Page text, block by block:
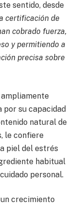
sentido, desde
certificación de
cobrado fuerza,
y permitiendo a
precisa sobre
ampliamente
por su capacidad
natural de
le confiere
piel del estrés
habitual
personal.
crecimiento